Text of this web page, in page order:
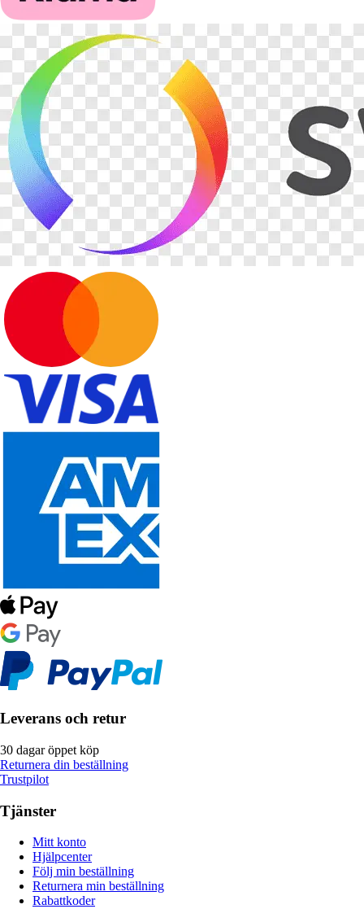
Leverans och retur
30 dagar öppet köp
Returnera din beställning
Trustpilot
Tjänster
Mitt konto
Hjälpcenter
Följ min beställning
Returnera min beställning
Rabattkoder